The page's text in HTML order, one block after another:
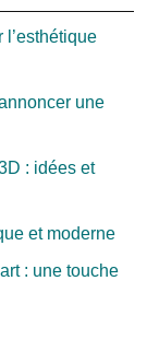
l’esthétique
une
: idées et
et moderne
: une touche